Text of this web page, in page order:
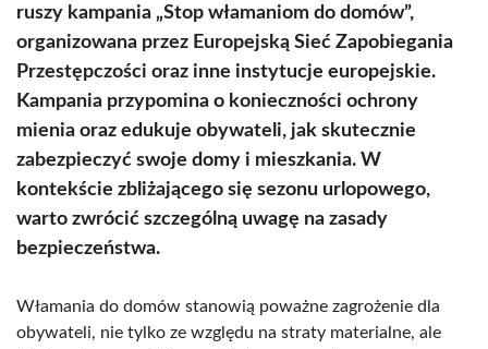
ruszy kampania „Stop włamaniom do domów”,
organizowana przez Europejską Sieć Zapobiegania
Przestępczości oraz inne instytucje europejskie.
Kampania przypomina o konieczności ochrony
mienia oraz edukuje obywateli, jak skutecznie
zabezpieczyć swoje domy i mieszkania. W
kontekście zbliżającego się sezonu urlopowego,
warto zwrócić szczególną uwagę na zasady
bezpieczeństwa.
Włamania do domów stanowią poważne zagrożenie dla
obywateli, nie tylko ze względu na straty materialne, ale